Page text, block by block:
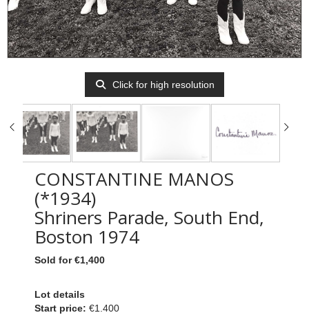
Click for high resolution
CONSTANTINE MANOS
(*1934)
Shriners Parade, South End,
Boston 1974
Sold for €1,400
Lot details
Start price: €1.400